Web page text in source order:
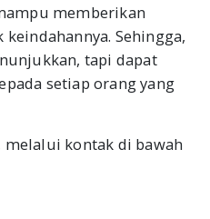
memberikan
Sehingga,
tapi dapat
setiap orang yang
melalui kontak di bawah